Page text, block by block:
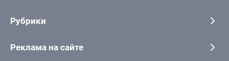
Рубрики
Реклама на сайте